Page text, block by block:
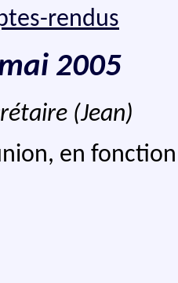
rendus
2005
(Jean)
en